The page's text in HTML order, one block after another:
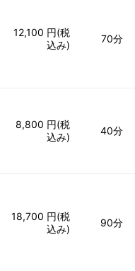
12,100 円(税
込み)
70分
8,800 円(税
込み)
40分
18,700 円(税
込み)
90分